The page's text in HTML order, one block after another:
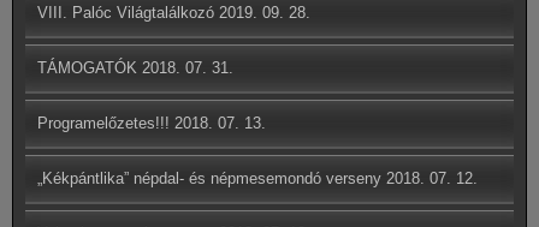
VIII. Palóc Világtalálkozó 2019. 09. 28.
TÁMOGATÓK 2018. 07. 31.
Programelőzetes!!! 2018. 07. 13.
„Kékpántlika” népdal- és népmesemondó verseny 2018. 07. 12.